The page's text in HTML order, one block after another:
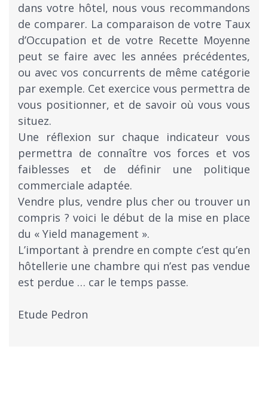
dans votre hôtel, nous vous recommandons
de comparer. La comparaison de votre Taux
d’Occupation et de votre Recette Moyenne
peut se faire avec les années précédentes,
ou avec vos concurrents de même catégorie
par exemple. Cet exercice vous permettra de
vous positionner, et de savoir où vous vous
situez.
Une réflexion sur chaque indicateur vous
permettra de connaître vos forces et vos
faiblesses et de définir une politique
commerciale adaptée.
Vendre plus, vendre plus cher ou trouver un
compris ? voici le début de la mise en place
du « Yield management ».
L’important à prendre en compte c’est qu’en
hôtellerie une chambre qui n’est pas vendue
est perdue … car le temps passe.
Etude Pedron